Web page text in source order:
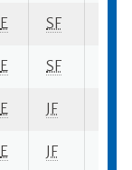
E SF
E SF
E JF
E JF